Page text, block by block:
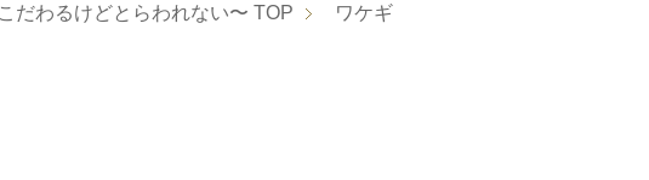
だわるけどとらわれない〜 TOP ワケギ